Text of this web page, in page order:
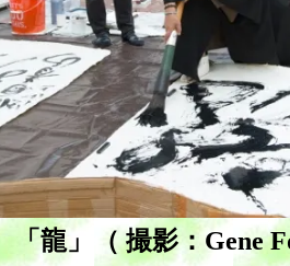
「龍」（ 撮影：Gene